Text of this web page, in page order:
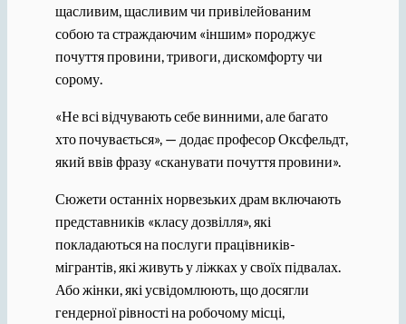
щасливим, щасливим чи привілейованим
собою та страждаючим «іншим» породжує
почуття провини, тривоги, дискомфорту чи
сорому.
«Не всі відчувають себе винними, але багато
хто почувається», — додає професор Оксфельдт,
який ввів фразу «сканувати почуття провини».
Сюжети останніх норвезьких драм включають
представників «класу дозвілля», які
покладаються на послуги працівників-
мігрантів, які живуть у ліжках у своїх підвалах.
Або жінки, які усвідомлюють, що досягли
гендерної рівності на робочому місці,